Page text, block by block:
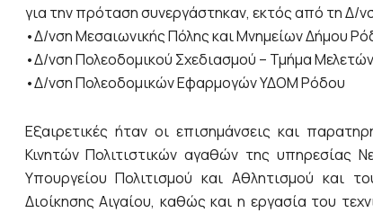
για την πρόταση συνεργάστηκαν, εκτός από τη Δ/
•Δ/νση Μεσαιωνικής Πόλης και Μνημείων Δήμου
•Δ/νση Πολεοδομικού Σχεδιασμού – Τμήμα
•Δ/νση Πολεοδομικών Εφαρμογών ΥΔΟΜ Ρόδου
Εξαιρετικές ήταν οι επισημάνσεις και
Κινητών Πολιτιστικών αγαθών της υπηρεσίας
Υπουργείου Πολιτισμού και Αθλητισμού και
Διοίκησης Αιγαίου, καθώς και η εργασία του